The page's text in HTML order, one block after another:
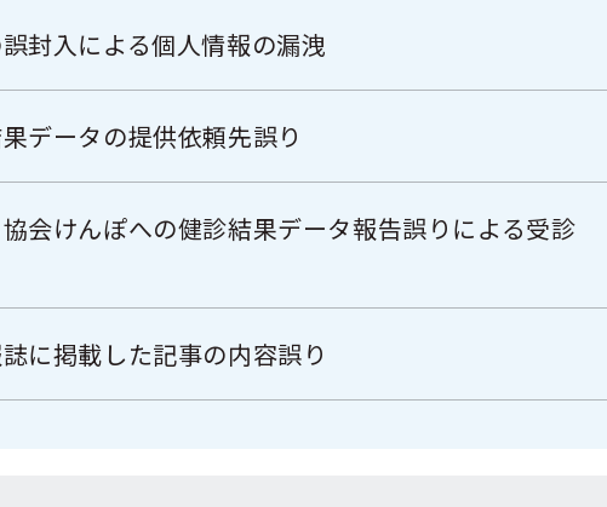
封入による個人情報の漏洩
データの提供依頼先誤り
会けんぽへの健診結果データ報告誤りによる受診
に掲載した記事の内容誤り